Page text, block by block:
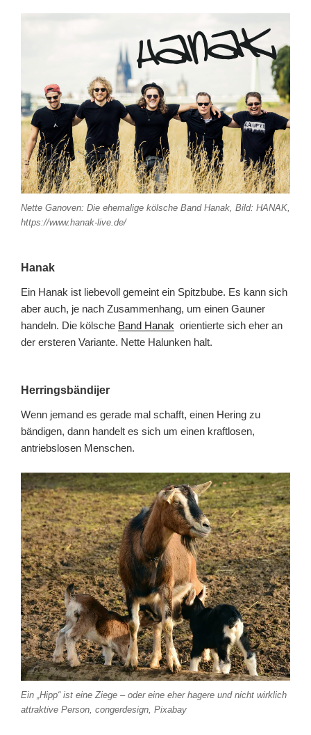
Nette Ganoven: Die ehemalige kölsche Band Hanak, Bild: HANAK,
https://www.hanak-live.de/
Hanak
Ein Hanak ist liebevoll gemeint ein Spitzbube. Es kann sich
aber auch, je nach Zusammenhang, um einen Gauner
handeln. Die kölsche Band Hanak orientierte sich eher an
der ersteren Variante. Nette Halunken halt.
Herringsbändijer
Wenn jemand es gerade mal schafft, einen Hering zu
bändigen, dann handelt es sich um einen kraftlosen,
antriebslosen Menschen.
Ein „Hipp“ ist eine Ziege – oder eine eher hagere und nicht wirklich
attraktive Person, congerdesign, Pixabay